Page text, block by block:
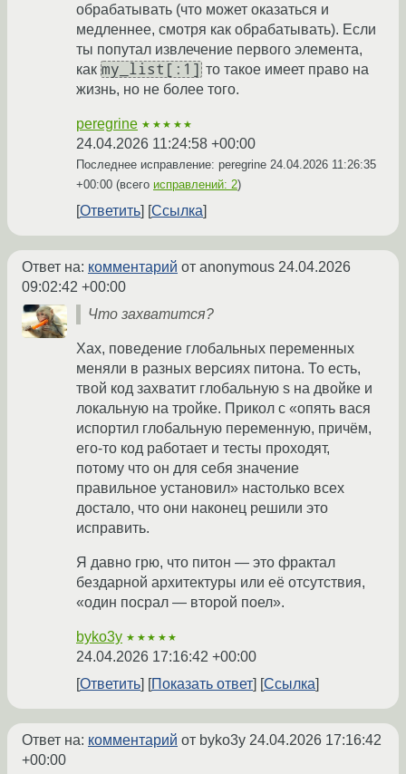
обрабатывать (что может оказаться и
медленнее, смотря как обрабатывать). Если
ты попутал извлечение первого элемента,
как my_list[:1] то такое имеет право на
жизнь, но не более того.
peregrine ★★★★★
24.04.2026 11:24:58 +00:00
Последнее исправление: peregrine 24.04.2026 11:26:35
+00:00 (всего исправлений: 2)
Ответить Ссылка
Ответ на: комментарий от anonymous 24.04.2026
09:02:42 +00:00
Что захватится?
Хах, поведение глобальных переменных
меняли в разных версиях питона. То есть,
твой код захватит глобальную s на двойке и
локальную на тройке. Прикол с «опять вася
испортил глобальную переменную, причём,
его-то код работает и тесты проходят,
потому что он для себя значение
правильное установил» настолько всех
достало, что они наконец решили это
исправить.
Я давно грю, что питон — это фрактал
бездарной архитектуры или её отсутствия,
«один посрал — второй поел».
byko3y ★★★★★
24.04.2026 17:16:42 +00:00
Ответить
Показать ответ Ссылка
Ответ на: комментарий от byko3y 24.04.2026 17:16:42
+00:00